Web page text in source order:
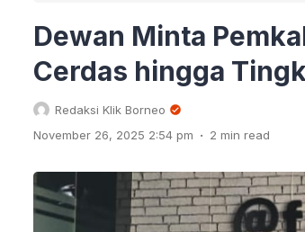
Dewan Minta
Cerdas hingga
Redaksi Klik Borneo
November 26, 2025 2:54 pm . 2 min read